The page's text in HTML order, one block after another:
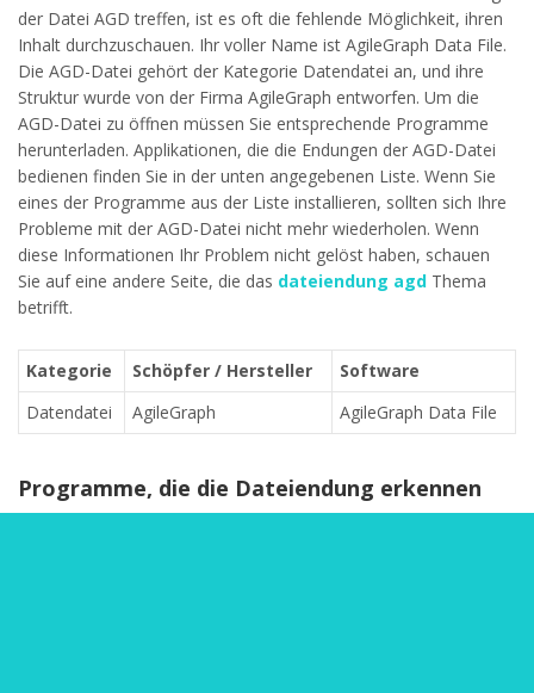
der Datei AGD treffen, ist es oft die fehlende Möglichkeit, ihren
Inhalt durchzuschauen. Ihr voller Name ist AgileGraph Data File.
Die AGD-Datei gehört der Kategorie Datendatei an, und ihre
Struktur wurde von der Firma AgileGraph entworfen. Um die
AGD-Datei zu öffnen müssen Sie entsprechende Programme
herunterladen. Applikationen, die die Endungen der AGD-Datei
bedienen finden Sie in der unten angegebenen Liste. Wenn Sie
eines der Programme aus der Liste installieren, sollten sich Ihre
Probleme mit der AGD-Datei nicht mehr wiederholen. Wenn
diese Informationen Ihr Problem nicht gelöst haben, schauen
Sie auf eine andere Seite, die das dateiendung agd Thema
betrifft.
Kategorie Schöpfer / Hersteller
Software
Datendatei
AgileGraph AgileGraph Data File
Programme, die die Dateiendung erkennen